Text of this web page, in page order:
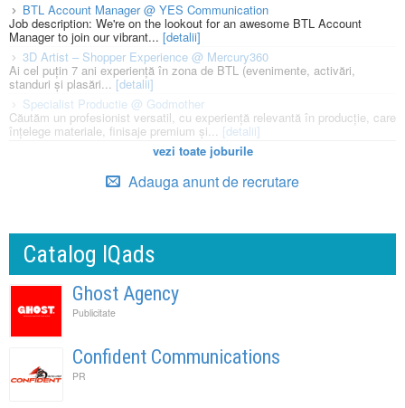
BTL Account Manager @ YES Communication
Job description: We're on the lookout for an awesome BTL Account
Manager to join our vibrant... [detalii]
3D Artist – Shopper Experience @ Mercury360
Ai cel puțin 7 ani experiență în zona de BTL (evenimente, activări,
standuri și plasări... [detalii]
Specialist Productie @ Godmother
Căutăm un profesionist versatil, cu experiență relevantă în producție, care
înțelege materiale, finisaje premium și... [detalii]
vezi toate joburile
Adauga anunt de recrutare
Catalog IQads
Ghost Agency
Publicitate
Confident Communications
PR